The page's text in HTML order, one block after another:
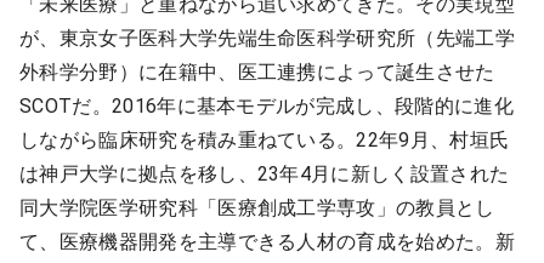
が、東京女子医科大学先端生命医科学研究所（先端工学
外科学分野）に在籍中、医工連携によって誕生させた
SCOTだ。2016年に基本モデルが完成し、段階的に進化
しながら臨床研究を積み重ねている。22年9月、村垣氏
は神戸大学に拠点を移し、23年4月に新しく設置された
同大学院医学研究科「医療創成工学専攻」の教員とし
て、医療機器開発を主導できる人材の育成を始めた。新